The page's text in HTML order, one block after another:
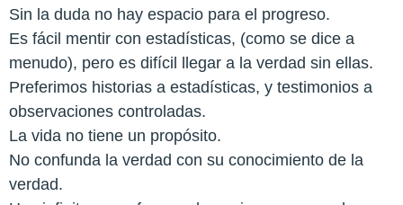
Sin la duda no hay espacio para el progreso.
Es fácil mentir con estadísticas, (como se dice a
menudo), pero es difícil llegar a la verdad sin ellas.
Preferimos historias a estadísticas, y testimonios a
observaciones controladas.
La vida no tiene un propósito.
No confunda la verdad con su conocimiento de la
verdad.